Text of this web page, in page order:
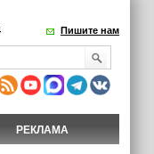
Пишите нам
РЕКЛАМА